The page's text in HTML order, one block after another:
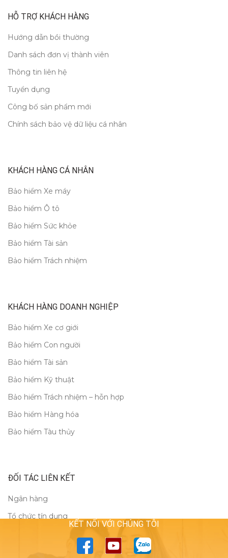
HỖ TRỢ KHÁCH HÀNG
Hướng dẫn bồi thường
Danh sách đơn vị thành viên
Thông tin liên hệ
Tuyển dụng
Công bố sản phẩm mới
Chính sách bảo vệ dữ liệu cá nhân
KHÁCH HÀNG CÁ NHÂN
Bảo hiểm Xe máy
Bảo hiểm Ô tô
Bảo hiểm Sức khỏe
Bảo hiểm Tài sản
Bảo hiểm Trách nhiệm
KHÁCH HÀNG DOANH NGHIỆP
Bảo hiểm Xe cơ giới
Bảo hiểm Con người
Bảo hiểm Tài sản
Bảo hiểm Kỹ thuật
Bảo hiểm Trách nhiệm – hỗn hợp
Bảo hiểm Hàng hóa
Bảo hiểm Tàu thủy
ĐỐI TÁC LIÊN KẾT
Ngân hàng
Tổ chức tín dụng
KẾT NỐI VỚI CHÚNG TÔI